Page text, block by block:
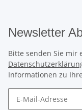
Newsletter
Bitte senden Sie mir
Informationen zu